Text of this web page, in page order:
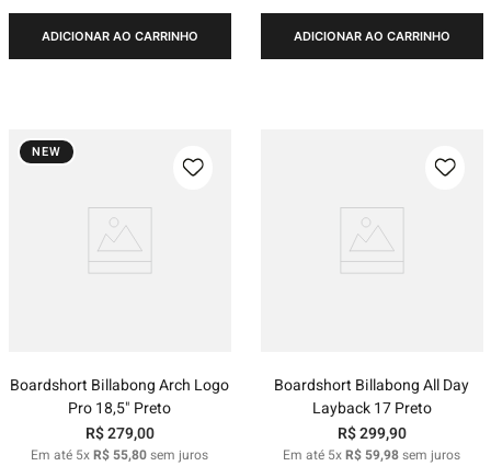
ADICIONAR AO CARRINHO ADICIONAR AO CARRINHO
NEW
Boardshort Billabong Arch Logo
Pro 18,5" Preto
R$279,00
Em até 5xR$ 55,80sem juros
Boardshort Billabong All Day
Layback 17 Preto
R$299,90
Em até 5xR$ 59,98sem juros